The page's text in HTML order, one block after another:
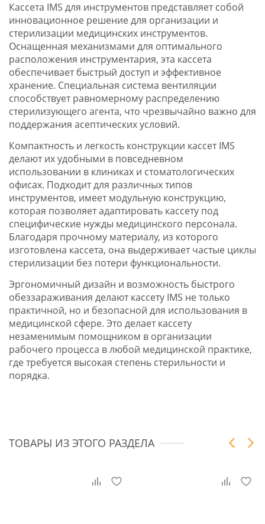
Кассета IMS для инструментов представляет собой
инновационное решение для организации и
стерилизации медицинских инструментов.
Оснащенная механизмами для оптимального
расположения инструментария, эта кассета
обеспечивает быстрый доступ и эффективное
хранение. Специальная система вентиляции
способствует равномерному распределению
стерилизующего агента, что чрезвычайно важно для
поддержания асептических условий.
Компактность и легкость конструкции кассет IMS
делают их удобными в повседневном
использовании в клиниках и стоматологических
офисах. Подходит для различных типов
инструментов, имеет модульную конструкцию,
которая позволяет адаптировать кассету под
специфические нужды медицинского персонала.
Благодаря прочному материалу, из которого
изготовлена кассета, она выдерживает частые циклы
стерилизации без потери функциональности.
Эргономичный дизайн и возможность быстрого
обеззараживания делают кассету IMS не только
практичной, но и безопасной для использования в
медицинской сфере. Это делает кассету
незаменимым помощником в организации
рабочего процесса в любой медицинской практике,
где требуется высокая степень стерильности и
порядка.
ТОВАРЫ ИЗ ЭТОГО РАЗДЕЛА